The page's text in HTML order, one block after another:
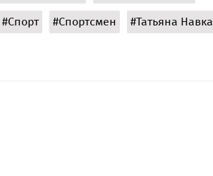
#Спорт #Спортсмен #Татьяна Навка